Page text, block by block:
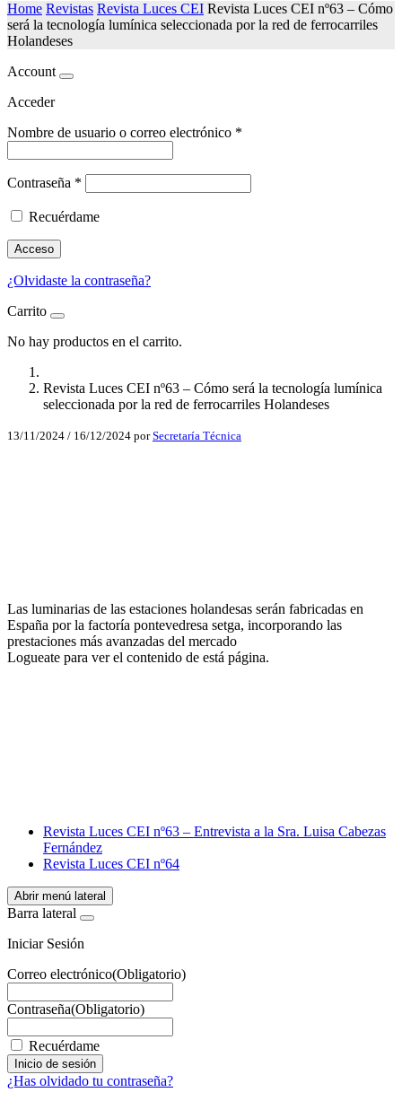
Home Revistas Revista Luces CEI Revista Luces CEI nº63 – Cómo
será la tecnología lumínica seleccionada por la red de ferrocarriles
Holandeses
Account
Acceder
Nombre de usuario o correo electrónico *
Contraseña *
Recuérdame
Acceso
¿Olvidaste la contraseña?
Carrito
No hay productos en el carrito.
Revista Luces CEI nº63 – Cómo será la tecnología lumínica
seleccionada por la red de ferrocarriles Holandeses
13/11/2024 / 16/12/2024 porSecretaría Técnica
WhatsApp
Las luminarias de las estaciones holandesas serán fabricadas en
España por la factoría pontevedresa setga, incorporando las
prestaciones más avanzadas del mercado
Logueate para ver el contenido de está página.
WhatsApp
Revista Luces CEI nº63 – Entrevista a la Sra. Luisa Cabezas
Fernández
Revista Luces CEI nº64
Abrir menú lateral
Barra lateral
Iniciar Sesión
Correo electrónico(Obligatorio)
Contraseña(Obligatorio)
Recuérdame
¿Has olvidado tu contraseña?